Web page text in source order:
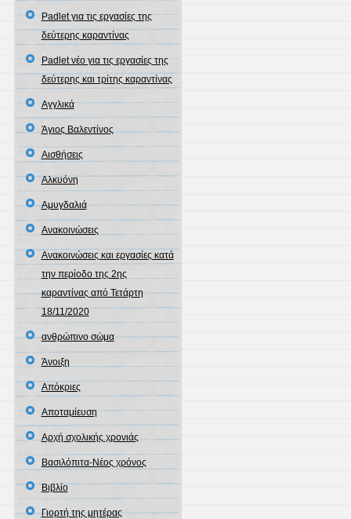
Padlet για τις εργασίες της
δεύτερης καραντίνας
Padlet νέο για τις εργασίες της
δεύτερης και τρίτης καραντίνας
Αγγλικά
Άγιος Βαλεντίνος
Αισθήσεις
Αλκυόνη
Αμυγδαλιά
Ανακοινώσεις
Ανακοινώσεις και εργασίες κατά
την περίοδο της 2ης
καραντίνας από Τετάρτη
18/11/2020
ανθρώπινο σώμα
Άνοιξη
Απόκριες
Αποταμίευση
Αρχή σχολικής χρονιάς
Βασιλόπιτα-Νέος χρόνος
Βιβλίο
Γιορτή της μητέρας